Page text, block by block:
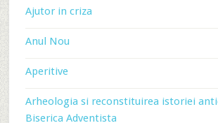
Ajutor in criza
Anul Nou
Aperitive
Arheologia si reconstituirea istoriei
Biserica Adventista